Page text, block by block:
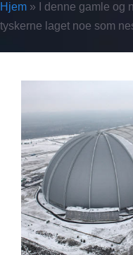
Hjem »
I denne gamle
tyskerne laget noe som